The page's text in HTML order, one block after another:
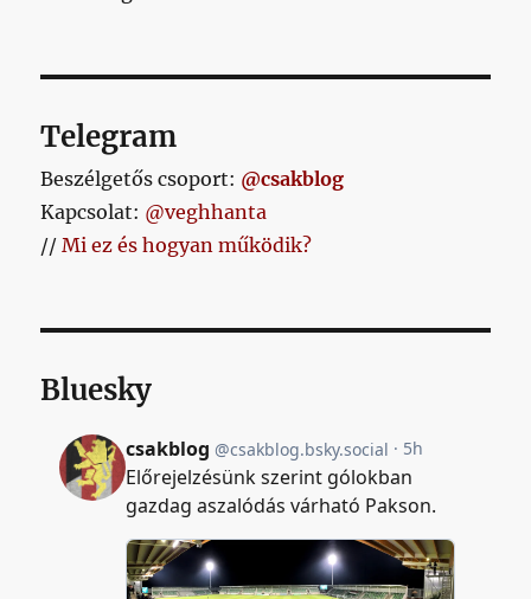
Telegram
Beszélgetős csoport: @csakblog
Kapcsolat: @veghhanta
//Mi ez és hogyan működik?
Bluesky